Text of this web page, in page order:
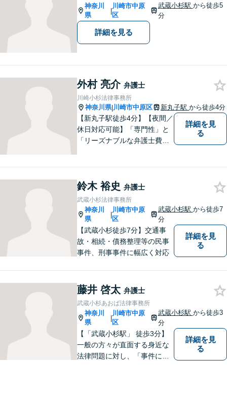
神奈川
県
|
川崎市中原
区
武蔵小杉駅 から徒歩5
分
詳細を見る
外村 亮介 弁護士
川崎小杉法律事務所
神奈川県|川崎市中原区 新丸子駅 から徒歩4分
【新丸子駅徒歩4分】【夜間／
休日対応可能】「専門性」と
「リーズナブルな弁護士費
事務所を目指しています。
【初回面談無料】法律トラブ
ルでお悩みの方は、お気軽に
ご相談ください。
詳細を見
る
鈴木 裕史 弁護士
武蔵小杉法律事務所
神奈川
県
|
川崎市中原
区
武蔵小杉駅 から徒歩7
分
【武蔵小杉徒歩7分】交通事
故・相続・債務整理等の民事
事件、刑事事件に幅広く対応
詳細を見
る
藤井 啓太 弁護士
武蔵小杉あおば法律事務所
神奈川
県
|
川崎市中原
区
武蔵小杉駅 から徒歩3
分
【「武蔵小杉駅」 徒歩3分】
一般の方々が直面する身近な
法律問題に対し、「事件に大
詳細を見
る